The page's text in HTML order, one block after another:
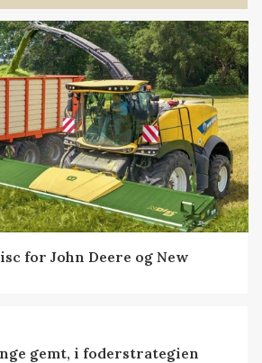
for John Deere og New
gemt, i foderstrategien